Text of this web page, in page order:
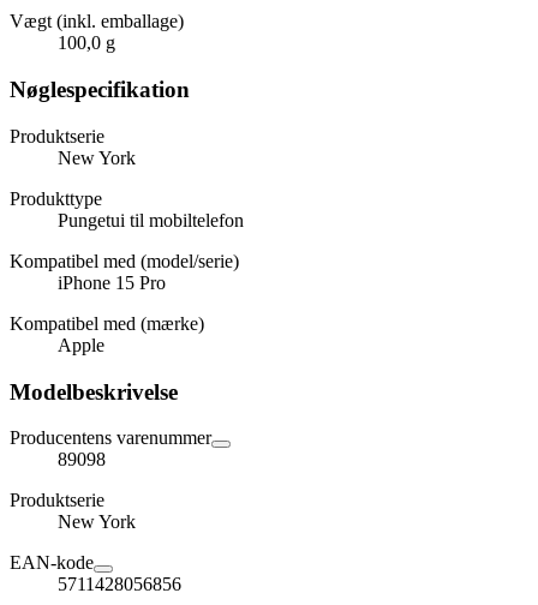
Vægt (inkl. emballage)
100,0 g
Nøglespecifikation
Produktserie
New York
Produkttype
Pungetui til mobiltelefon
Kompatibel med (model/serie)
iPhone 15 Pro
Kompatibel med (mærke)
Apple
Modelbeskrivelse
Producentens varenummer
89098
Produktserie
New York
EAN-kode
5711428056856